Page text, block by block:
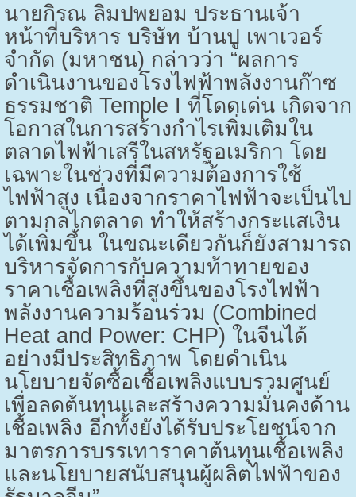
นายกิรณ ลิมปพยอม ประธานเจ้า
หน้าที่บริหาร บริษัท บ้านปู เพาเวอร์
จำกัด (มหาชน) กล่าวว่า “ผลการ
ดำเนินงานของโรงไฟฟ้าพลังงานก๊าซ
ธรรมชาติ Temple I ที่โดดเด่น เกิดจาก
โอกาสในการสร้างกำไรเพิ่มเติมใน
ตลาดไฟฟ้าเสรีในสหรัฐอเมริกา โดย
เฉพาะในช่วงที่มีความต้องการใช้
ไฟฟ้าสูง เนื่องจากราคาไฟฟ้าจะเป็นไป
ตามกลไกตลาด ทำให้สร้างกระแสเงิน
ได้เพิ่มขึ้น ในขณะเดียวกันก็ยังสามารถ
บริหารจัดการกับความท้าทายของ
ราคาเชื้อเพลิงที่สูงขึ้นของโรงไฟฟ้า
พลังงานความร้อนร่วม (Combined
Heat and Power: CHP) ในจีนได้
อย่างมีประสิทธิภาพ โดยดำเนิน
นโยบายจัดซื้อเชื้อเพลิงแบบรวมศูนย์
เพื่อลดต้นทุนและสร้างความมั่นคงด้าน
เชื้อเพลิง อีกทั้งยังได้รับประโยชน์จาก
มาตรการบรรเทาราคาต้นทุนเชื้อเพลิง
และนโยบายสนับสนุนผู้ผลิตไฟฟ้าของ